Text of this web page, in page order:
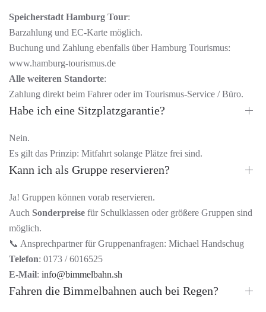
Speicherstadt Hamburg Tour:
Barzahlung und EC-Karte möglich.
Buchung und Zahlung ebenfalls über Hamburg Tourismus:
www.hamburg-tourismus.de
Alle weiteren Standorte:
Zahlung direkt beim Fahrer oder im Tourismus-Service / Büro.
Habe ich eine Sitzplatzgarantie?
Nein.
Es gilt das Prinzip: Mitfahrt solange Plätze frei sind.
Kann ich als Gruppe reservieren?
Ja! Gruppen können vorab reservieren.
Auch Sonderpreise für Schulklassen oder größere Gruppen sind
möglich.
📞 Ansprechpartner für Gruppenanfragen: Michael Handschug
Telefon: 0173 / 6016525
E-Mail: info@bimmelbahn.sh
Fahren die Bimmelbahnen auch bei Regen?